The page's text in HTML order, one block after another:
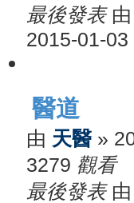
最後發表 由
2015-01-03
醫道
由 天醫 »
3279 觀看
最後發表 由